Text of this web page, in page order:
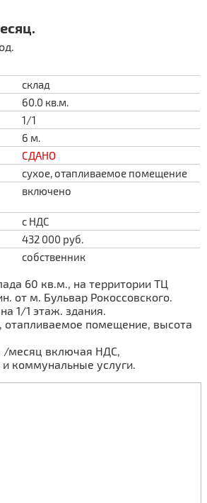
склад
60.0 кв.м.
1/1
6 м.
СДАНО
сухое, отапливаемое помещение
включено
с НДС
432 000 руб.
собственник
60 кв.м., на территории ТЦ
от м. Бульвар Рокоссовского.
1/1 этаж. здания.
отапливаемое помещение, высота
/месяц включая НДС,
коммунальные услуги.